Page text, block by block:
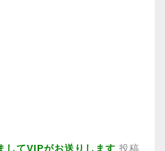
してVIPがお送りします 投稿